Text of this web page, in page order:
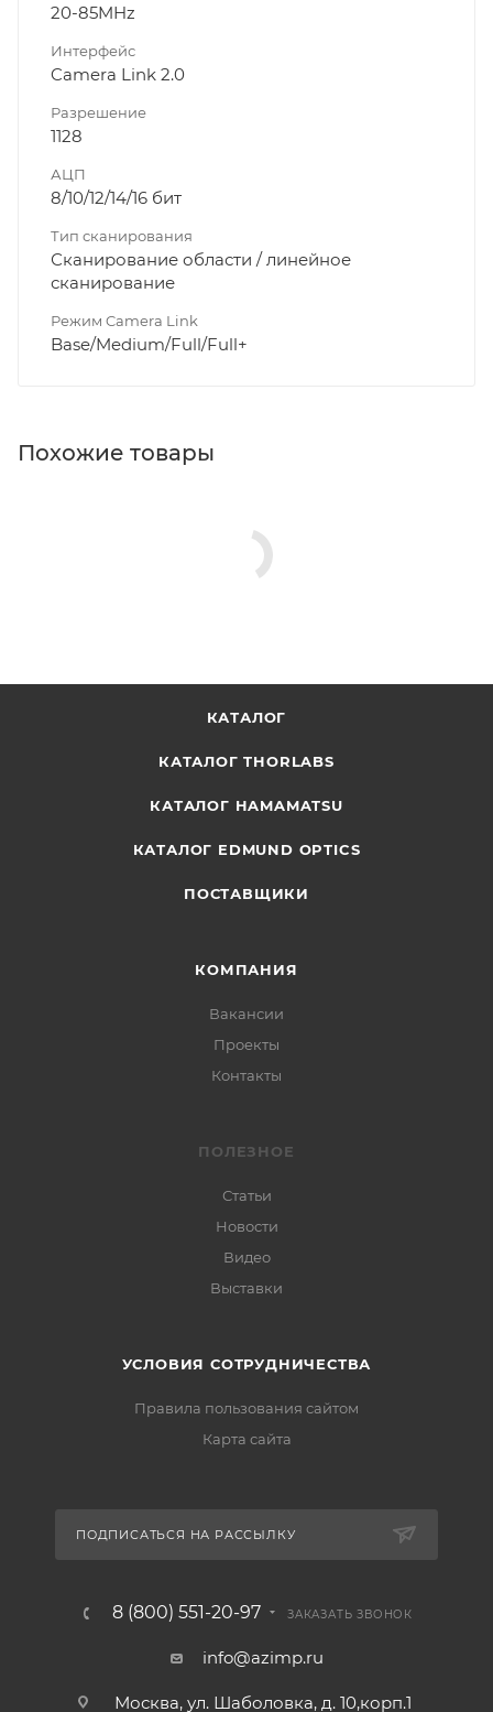
20-85MHz
Интерфейс
Camera Link 2.0
Разрешение
1128
АЦП
8/10/12/14/16 бит
Тип сканирования
Сканирование области / линейное
сканирование
Режим Camera Link
Base/Medium/Full/Full+
Похожие товары
КАТАЛОГ
КАТАЛОГ THORLABS
КАТАЛОГ HAMAMATSU
КАТАЛОГ EDMUND OPTICS
ПОСТАВЩИКИ
КОМПАНИЯ
Вакансии
Проекты
Контакты
ПОЛЕЗНОЕ
Статьи
Новости
Видео
Выставки
УСЛОВИЯ СОТРУДНИЧЕСТВА
Правила пользования сайтом
Карта сайта
ПОДПИСАТЬСЯ НА РАССЫЛКУ
8 (800) 551-20-97 ЗАКАЗАТЬ ЗВОНОК
info@azimp.ru
Москва, ул. Шаболовка, д. 10,корп.1